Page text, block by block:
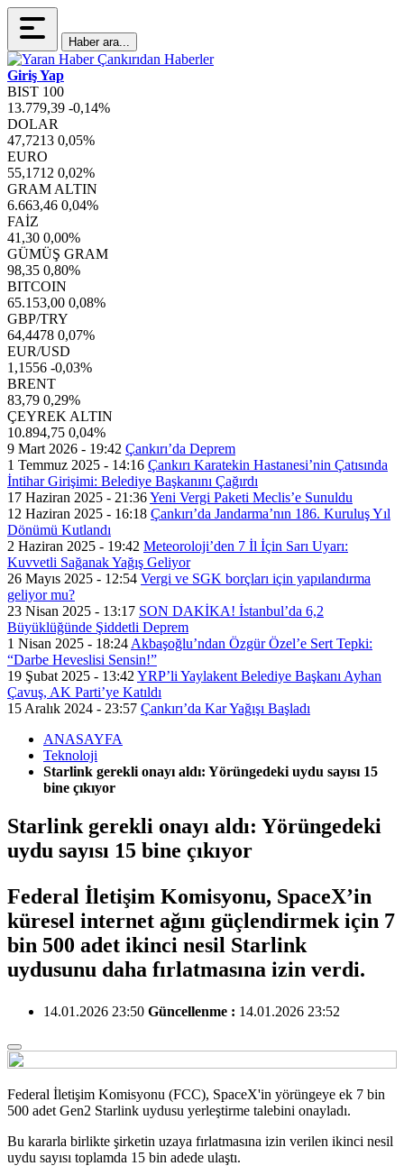
Haber ara...
Giriş Yap
BIST 100
13.779,39 -0,14%
DOLAR
47,7213 0,05%
EURO
55,1712 0,02%
GRAM ALTIN
6.663,46 0,04%
FAİZ
41,30 0,00%
GÜMÜŞ GRAM
98,35 0,80%
BITCOIN
65.153,00 0,08%
GBP/TRY
64,4478 0,07%
EUR/USD
1,1556 -0,03%
BRENT
83,79 0,29%
ÇEYREK ALTIN
10.894,75 0,04%
9 Mart 2026 - 19:42 Çankırı’da Deprem
1 Temmuz 2025 - 14:16 Çankırı Karatekin Hastanesi’nin Çatısında
İntihar Girişimi: Belediye Başkanını Çağırdı
17 Haziran 2025 - 21:36Yeni Vergi Paketi Meclis’e Sunuldu
12 Haziran 2025 - 16:18 Çankırı’da Jandarma’nın 186. Kuruluş Yıl
Dönümü Kutlandı
2 Haziran 2025 - 19:42 Meteoroloji’den 7 İl İçin Sarı Uyarı:
Kuvvetli Sağanak Yağış Geliyor
26 Mayıs 2025 - 12:54 Vergi ve SGK borçları için yapılandırma
geliyor mu?
23 Nisan 2025 - 13:17 SON DAKİKA! İstanbul’da 6,2
Büyüklüğünde Şiddetli Deprem
1 Nisan 2025 - 18:24 Akbaşoğlu’ndan Özgür Özel’e Sert Tepki:
“Darbe Heveslisi Sensin!”
19 Şubat 2025 - 13:42 YRP’li Yaylakent Belediye Başkanı Ayhan
Çavuş, AK Parti’ye Katıldı
15 Aralık 2024 - 23:57 Çankırı’da Kar Yağışı Başladı
ANASAYFA
Teknoloji
Starlink gerekli onayı aldı: Yörüngedeki uydu sayısı 15
bine çıkıyor
Starlink gerekli onayı aldı: Yörüngedeki
uydu sayısı 15 bine çıkıyor
Federal İletişim Komisyonu, SpaceX’in
küresel internet ağını güçlendirmek için 7
bin 500 adet ikinci nesil Starlink
uydusunu daha fırlatmasına izin verdi.
14.01.2026 23:50 Güncellenme : 14.01.2026 23:52
Federal İletişim Komisyonu (FCC), SpaceX'in yörüngeye ek 7 bin
500 adet Gen2 Starlink uydusu yerleştirme talebini onayladı.
Bu kararla birlikte şirketin uzaya fırlatmasına izin verilen ikinci nesil
uydu sayısı toplamda 15 bin adede ulaştı.